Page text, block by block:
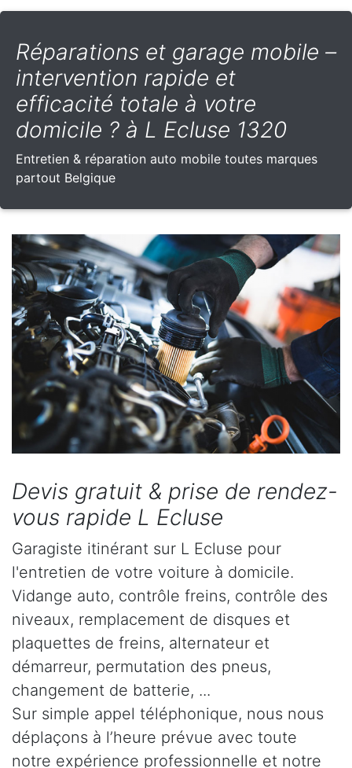
Réparations et garage mobile –
intervention rapide et
efficacité totale à votre
domicile ? à L Ecluse 1320
Entretien & réparation auto mobile toutes marques
partout Belgique
Devis gratuit & prise de rendez-
vous rapide L Ecluse
Garagiste itinérant sur L Ecluse pour
l'entretien de votre voiture à domicile.
Vidange auto, contrôle freins, contrôle des
niveaux, remplacement de disques et
plaquettes de freins, alternateur et
démarreur, permutation des pneus,
changement de batterie, ...
Sur simple appel téléphonique, nous nous
déplaçons à l’heure prévue avec toute
notre expérience professionnelle et notre